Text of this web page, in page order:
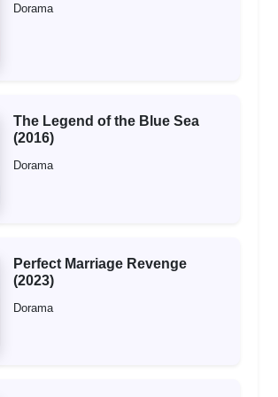
Dorama
The Legend of the Blue Sea
(2016)
Dorama
Perfect Marriage Revenge
(2023)
Dorama